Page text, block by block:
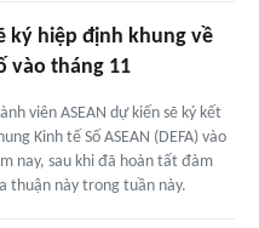
ký hiệp định khung về
vào tháng 11
viên ASEAN dự kiến sẽ ký kết
Kinh tế Số ASEAN (DEFA) vào
nay, sau khi đã hoàn tất đàm
thuận này trong tuần này.